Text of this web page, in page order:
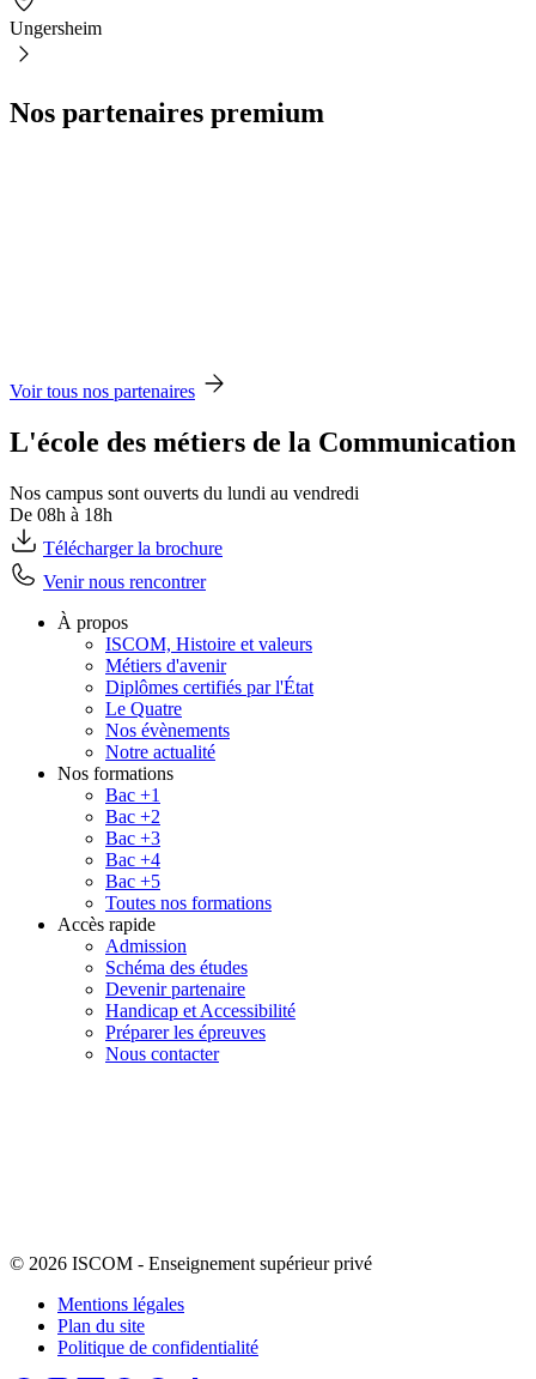
Ungersheim
Nos partenaires premium
Voir tous nos partenaires
L'école des métiers de la Communication
Nos campus sont ouverts du lundi au vendredi
De 08h à 18h
Télécharger la brochure
Venir nous rencontrer
À propos
ISCOM, Histoire et valeurs
Métiers d'avenir
Diplômes certifiés par l'État
Le Quatre
Nos évènements
Notre actualité
Nos formations
Bac +1
Bac +2
Bac +3
Bac +4
Bac +5
Toutes nos formations
Accès rapide
Admission
Schéma des études
Devenir partenaire
Handicap et Accessibilité
Préparer les épreuves
Nous contacter
© 2026 ISCOM - Enseignement supérieur privé
Mentions légales
Plan du site
Politique de confidentialité